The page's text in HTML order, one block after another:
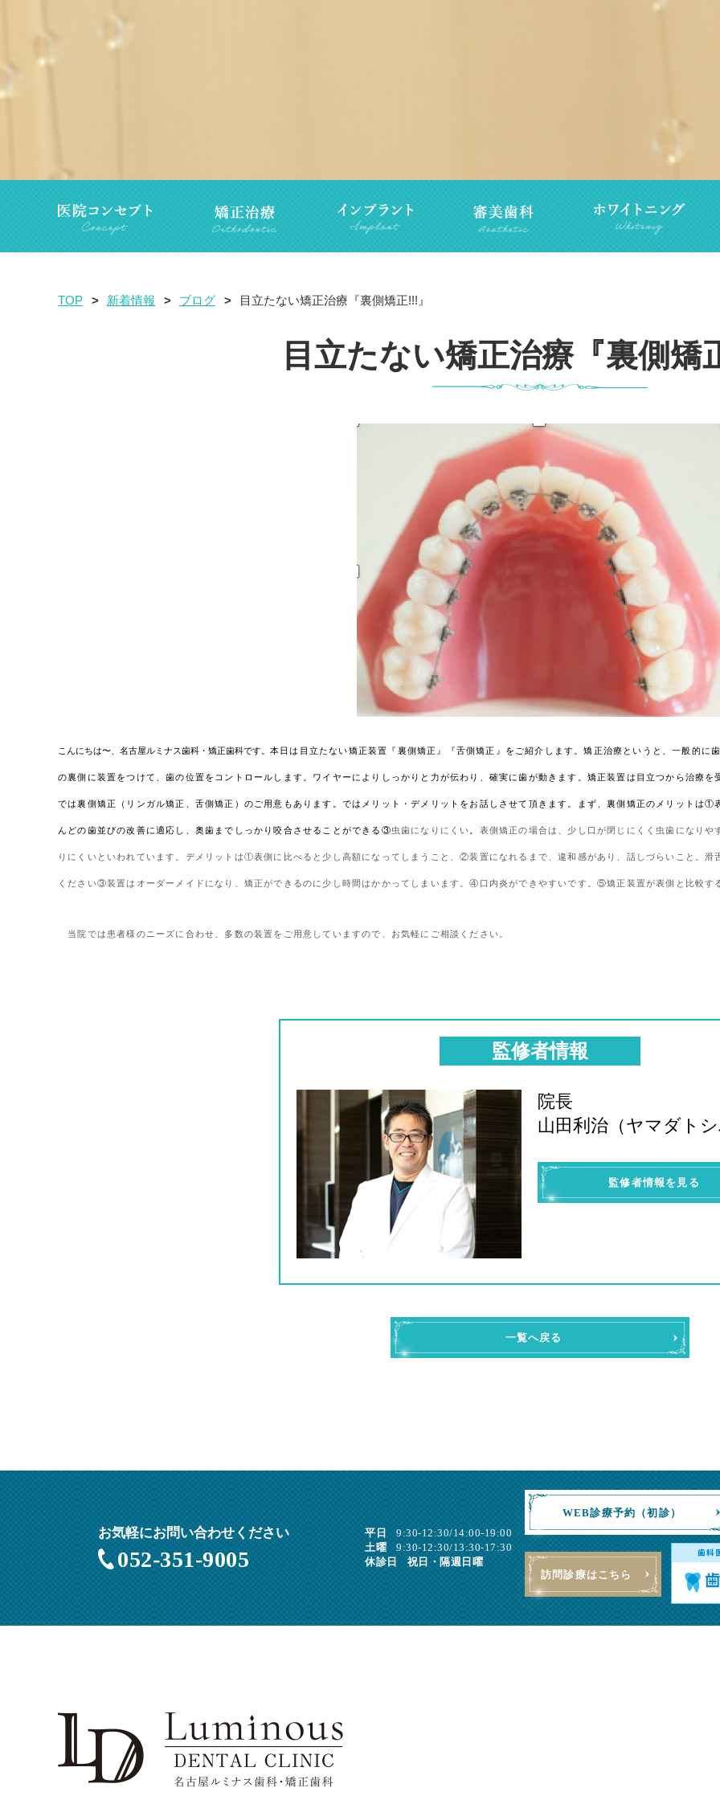
TOP 新着情報 ブログ 目立たない矯正治療『裏側矯正!!!』
目立たない矯正治療『裏側矯
こんにちは〜、名古屋ルミナス歯科・矯正歯科です。 本日は目立たない矯正装置『裏側矯正』『舌側矯正』をご紹介します。矯正治療というと、一般的に
の裏側に装置をつけて、歯の位置をコントロールします。ワイヤーによりしっかりと力が伝わり、確実に歯が動きます。矯正装置は目立つから治療
では裏側矯正（リンガル矯正、舌側矯正）のご用意もあります。ではメリット・デメリットをお話しさせて頂きます。まず、裏側矯正のメリットは
んどの歯並びの改善に適応し、奥歯までしっかり咬合させることができる③虫歯になりにくい 。 表側矯正の場合は、少し口が閉じにくく虫歯になり
りにくいといわれています。デメリットは①表側に比べると少し高額になってしまうこと、②装置になれるまで、違和感があり、話しづらいこと。
ください③装置はオーダーメイドになり、矯正ができるのに少し時間はかかってしまいます。④口内炎ができやすいです。⑤矯正装置が表側と比較す
当院では患者様のニーズに合わせ、多数の装置をご用意していますので、お気軽にご相談ください。
監修者情報
院長
山田利治（ヤマダト
監修者情報を見る
一覧へ戻る
お気軽にお問い合わせください
052-351-9005
平日
9:30-12:30/14:00-19:00
土曜
9:30-12:30/13:30-17:30
休診日
祝日・隔週日曜
WEB診療予約（初診）
訪問診療はこちら